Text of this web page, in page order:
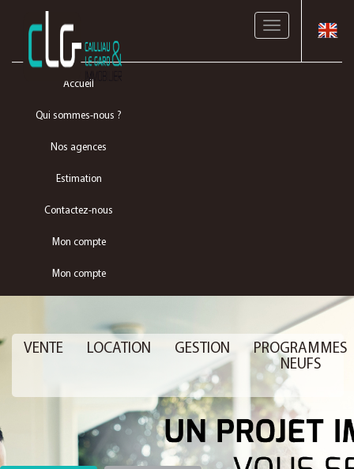
Toggle
Accueil
Qui sommes-nous ?
Nos agences
Estimation
Contactez-nous
Mon compte
Mon compte
VENTE LOCATION GESTION
PROGRAMMES
NEUFS